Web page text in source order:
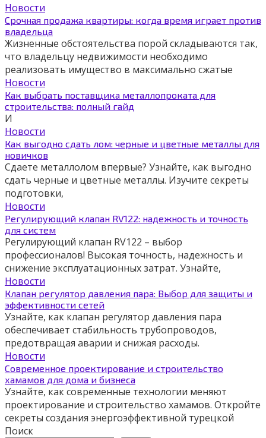
Новости
Срочная продажа квартиры: когда время играет против
владельца
Жизненные обстоятельства порой складываются так,
что владельцу недвижимости необходимо
реализовать имущество в максимально сжатые
Новости
Как выбрать поставщика металлопроката для
строительства: полный гайд
И
Новости
Как выгодно сдать лом: черные и цветные металлы для
новичков
Сдаете металлолом впервые? Узнайте, как выгодно
сдать черные и цветные металлы. Изучите секреты
подготовки,
Новости
Регулирующий клапан RV122: надежность и точность
для систем
Регулирующий клапан RV122 – выбор
профессионалов! Высокая точность, надежность и
снижение эксплуатационных затрат. Узнайте,
Новости
Клапан регулятор давления пара: Выбор для защиты и
эффективности сетей
Узнайте, как клапан регулятор давления пара
обеспечивает стабильность трубопроводов,
предотвращая аварии и снижая расходы.
Новости
Современное проектирование и строительство
хамамов для дома и бизнеса
Узнайте, как современные технологии меняют
проектирование и строительство хамамов. Откройте
секреты создания энергоэффективной турецкой
Поиск